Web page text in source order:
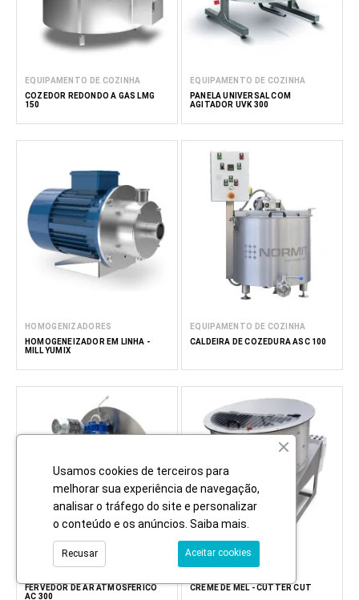
EQUIPAMENTO DE COZINHA
COZEDOR REDONDO A GÁS LMG
150
EQUIPAMENTO DE COZINHA
PANELA UNIVERSAL COM
AGITADOR UVK 300
HOMOGENIZADORES
HOMOGENEIZADOR EM LINHA -
MILL YUMIX
EQUIPAMENTO DE COZINHA
CALDEIRA DE COZEDURA ASC 100
FERVEDOR DE AR ATMOSFÉRICO
AC 300
CREME DE MEL - CUTTER CUT
Usamos cookies de terceiros para
melhorar sua experiência de navegação,
analisar o tráfego do site e personalizar
o conteúdo e os anúncios. Saiba mais
Aceitar cookies
Recusar